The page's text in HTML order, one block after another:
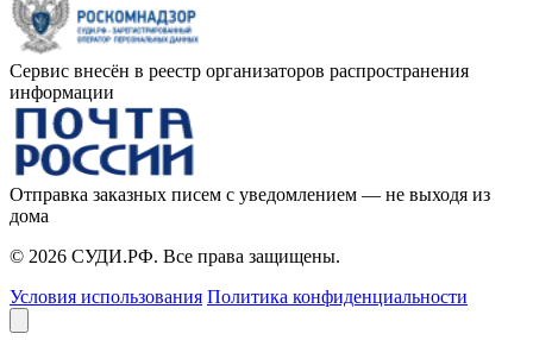
Сервис внесён в реестр организаторов распространения
информации
Отправка заказных писем с уведомлением — не выходя из
дома
© 2026 СУДИ.РФ. Все права защищены.
Условия использования Политика конфиденциальности